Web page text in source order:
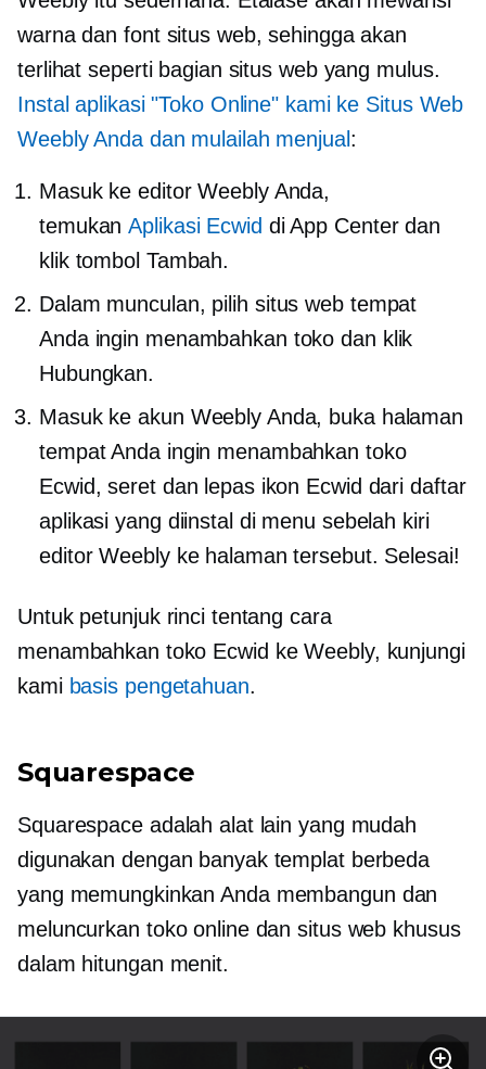
warna dan font situs web, sehingga akan
terlihat seperti bagian situs web yang mulus.
Instal aplikasi "Toko Online" kami ke Situs Web
Weebly Anda dan mulailah menjual :
Masuk ke editor Weebly Anda,
temukanAplikasi Ecwid di App Center dan
klik tombol Tambah.
Dalam munculan, pilih situs web tempat
Anda ingin menambahkan toko dan klik
Hubungkan.
Masuk ke akun Weebly Anda, buka halaman
tempat Anda ingin menambahkan toko
Ecwid, seret dan lepas ikon Ecwid dari daftar
aplikasi yang diinstal di menu sebelah kiri
editor Weebly ke halaman tersebut. Selesai!
Untuk petunjuk rinci tentang cara
menambahkan toko Ecwid ke Weebly, kunjungi
kami basis pengetahuan.
Squarespace
Squarespace adalah alat lain yang mudah
digunakan dengan banyak templat berbeda
yang memungkinkan Anda membangun dan
meluncurkan toko online dan situs web khusus
dalam hitungan menit.